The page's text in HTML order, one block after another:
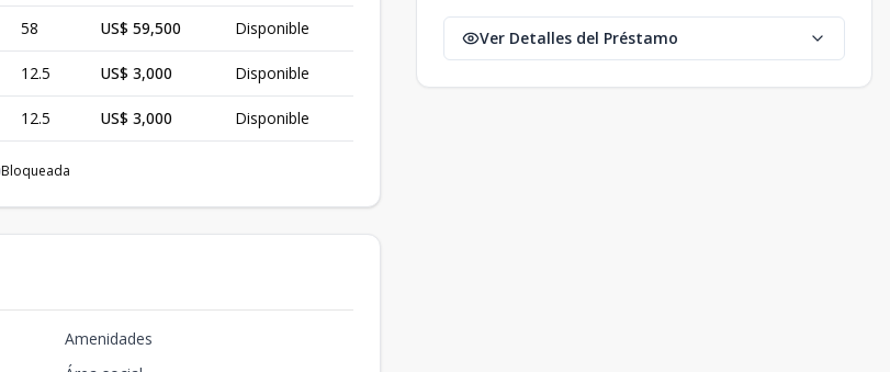
58 US$ 59,500 Disponible
12.5 US$ 3,000 Disponible
12.5 US$ 3,000 Disponible
12.5
12.5 US$ 3,000 Disponible
US$ 3,000
Bloqueada
Amenidades
Ver Detalles del Préstamo